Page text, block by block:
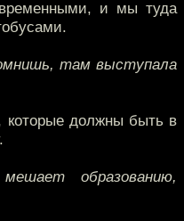
и мы туда
там выступала
которые должны быть в
образованию,